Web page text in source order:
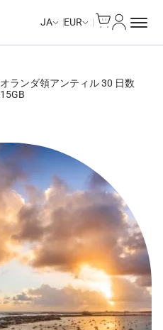
JA EUR
オランダ領アンティル 30 日数
15GB